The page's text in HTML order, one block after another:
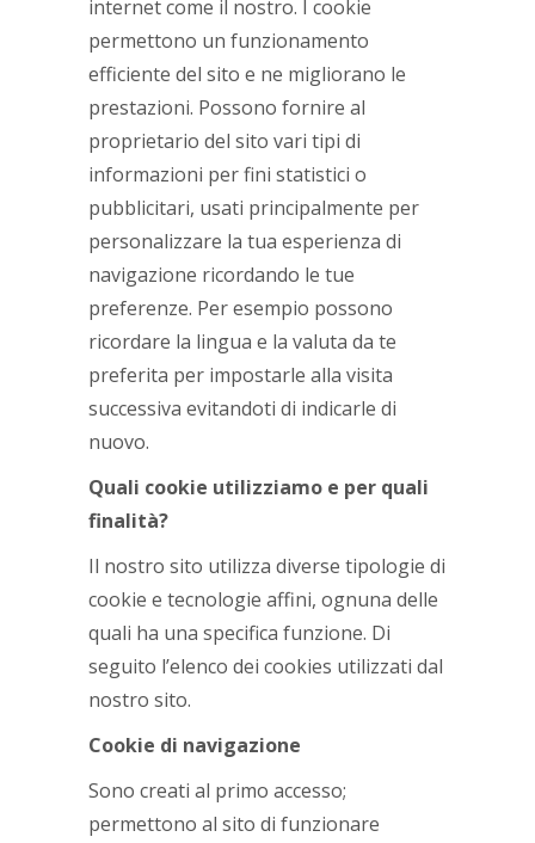
internet come il nostro. I cookie
permettono un funzionamento
efficiente del sito e ne migliorano le
prestazioni. Possono fornire al
proprietario del sito vari tipi di
informazioni per fini statistici o
pubblicitari, usati principalmente per
personalizzare la tua esperienza di
navigazione ricordando le tue
preferenze. Per esempio possono
ricordare la lingua e la valuta da te
preferita per impostarle alla visita
successiva evitandoti di indicarle di
nuovo.
Quali cookie utilizziamo e per quali
finalità?
Il nostro sito utilizza diverse tipologie di
cookie e tecnologie affini, ognuna delle
quali ha una specifica funzione. Di
seguito l’elenco dei cookies utilizzati dal
nostro sito.
Cookie di navigazione
Sono creati al primo accesso;
permettono al sito di funzionare